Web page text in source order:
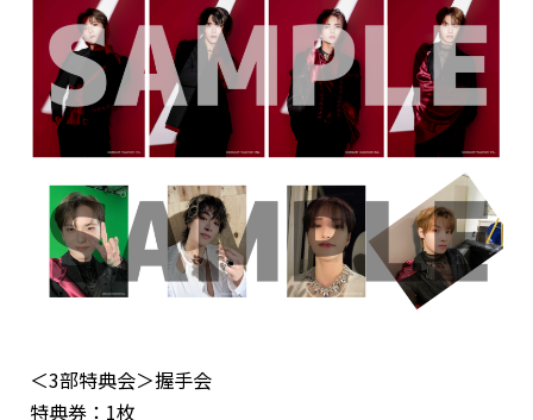
＜3部特典会＞握手会
特典券：1枚